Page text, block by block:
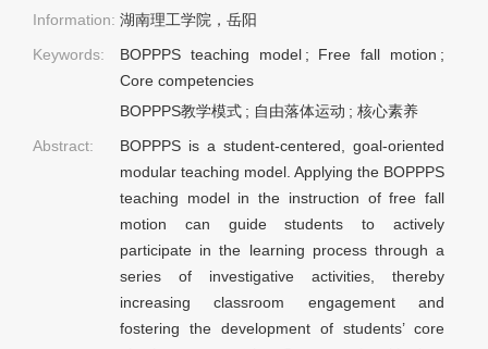
Information: 湖南理工学院，岳阳
Keywords:
BOPPPS teaching model ; Free fall motion ;
Core competencies
BOPPPS教学模式 ; 自由落体运动 ; 核心素养
Abstract:
BOPPPS is a student-centered, goal-oriented
modular teaching model. Applying the BOPPPS
teaching model in the instruction of free fall
motion can guide students to actively
participate in the learning process through a
series of investigative activities, thereby
increasing classroom engagement and
fostering the development of students’ core